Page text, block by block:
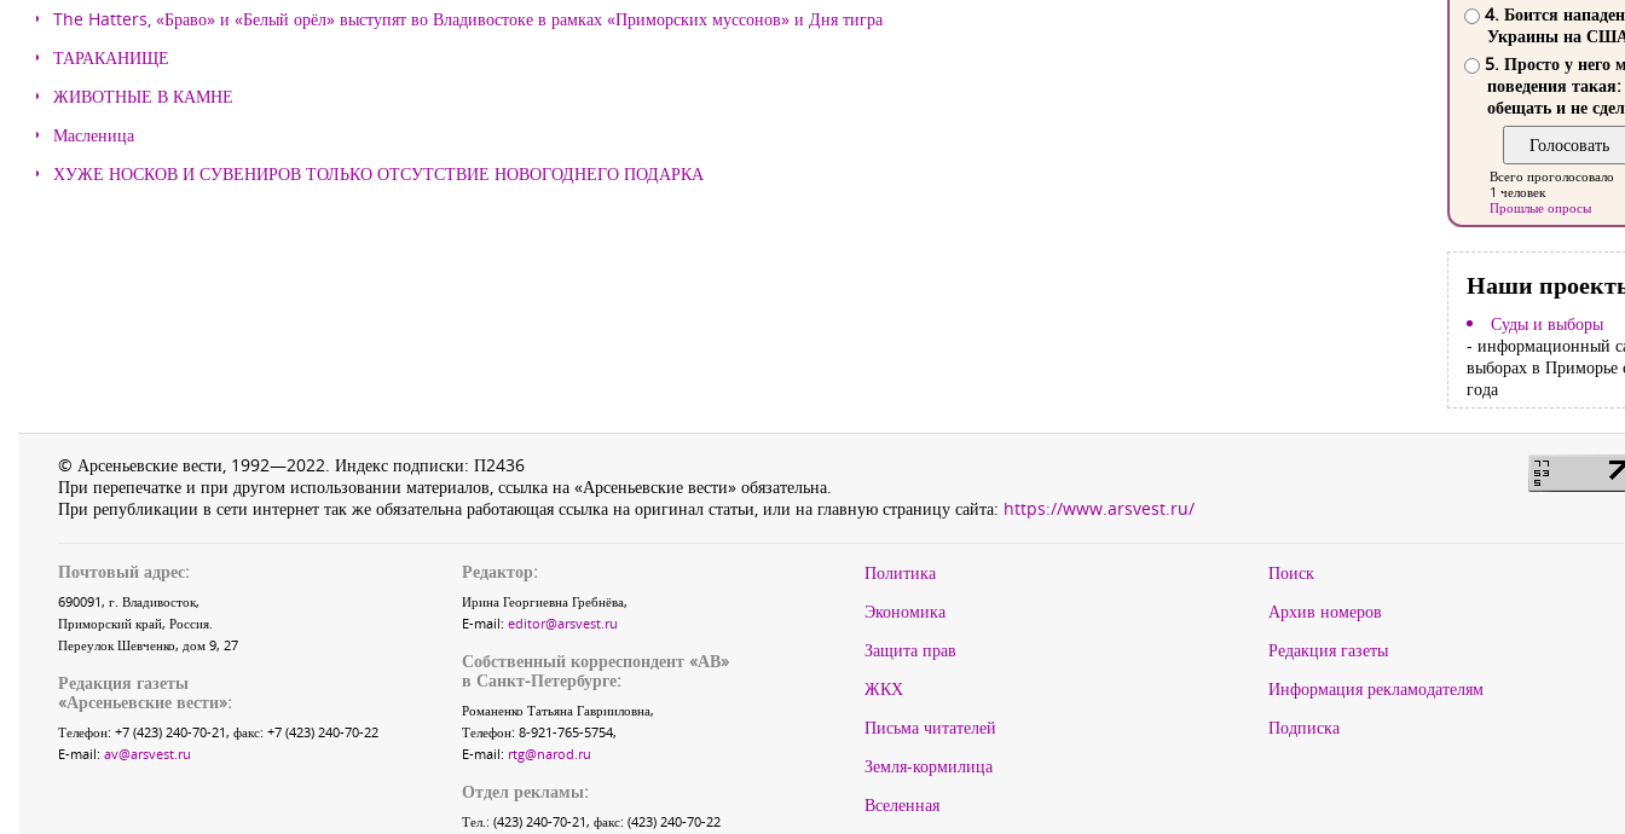
The Hatters, «Браво» и «Белый орёл» выступят во Владивостоке в рамках «Приморских муссонов» и Дня тигра
ТАРАКАНИЩЕ
ЖИВОТНЫЕ В КАМНЕ
Масленица
ХУЖЕ НОСКОВ И СУВЕНИРОВ ТОЛЬКО ОТСУТСТВИЕ НОВОГОДНЕГО ПОДАРКА
4. Боится
Украины на
5. Просто у него
поведения такая:
обещать и не
Всего проголосовало
1 человек
Прошлые опросы
Наши
Суды и выборы
- информационный
выборах в Приморье
года
© Арсеньевские вести, 1992—2022. Индекс подписки: П2436
При перепечатке и при другом использовании материалов, ссылка на «Арсеньевские вести» обязательна.
При републикации в сети интернет так же обязательна работающая ссылка на оригинал статьи, или на главную страницу сайта: https://www.arsvest.ru/
Почтовый адрес:
690091, г. Владивосток,
Приморский край, Россия.
Переулок Шевченко, дом 9, 27
Редакция газеты
«Арсеньевские вести»:
Телефон: +7 (423) 240-70-21, факс: +7 (423) 240-70-22
E-mail: av@arsvest.ru
Редактор:
Ирина Георгиевна Гребнёва,
E-mail: editor@arsvest.ru
Собственный корреспондент «АВ»
в Санкт-Петербурге:
Романенко Татьяна Гаврииловна,
Телефон: 8-921-765-5754,
E-mail: rtg@narod.ru
Отдел рекламы:
Тел.: (423) 240-70-21, факс: (423) 240-70-22
Политика
Экономика
Защита прав
ЖКХ
Письма читателей
Земля-кормилица
Вселенная
Поиск
Архив номеров
Редакция газеты
Информация рекламодателям
Подписка